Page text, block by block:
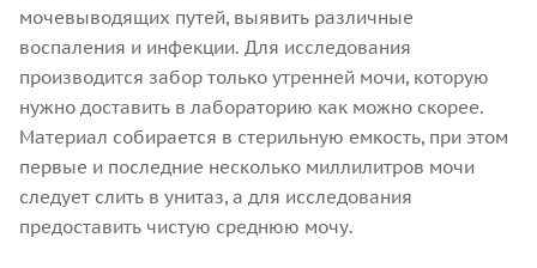
мочевыводящих путей, выявить различные
воспаления и инфекции. Для исследования
производится забор только утренней мочи, которую
нужно доставить в лабораторию как можно скорее.
Материал собирается в стерильную емкость, при этом
первые и последние несколько миллилитров мочи
следует слить в унитаз, а для исследования
предоставить чистую среднюю мочу.